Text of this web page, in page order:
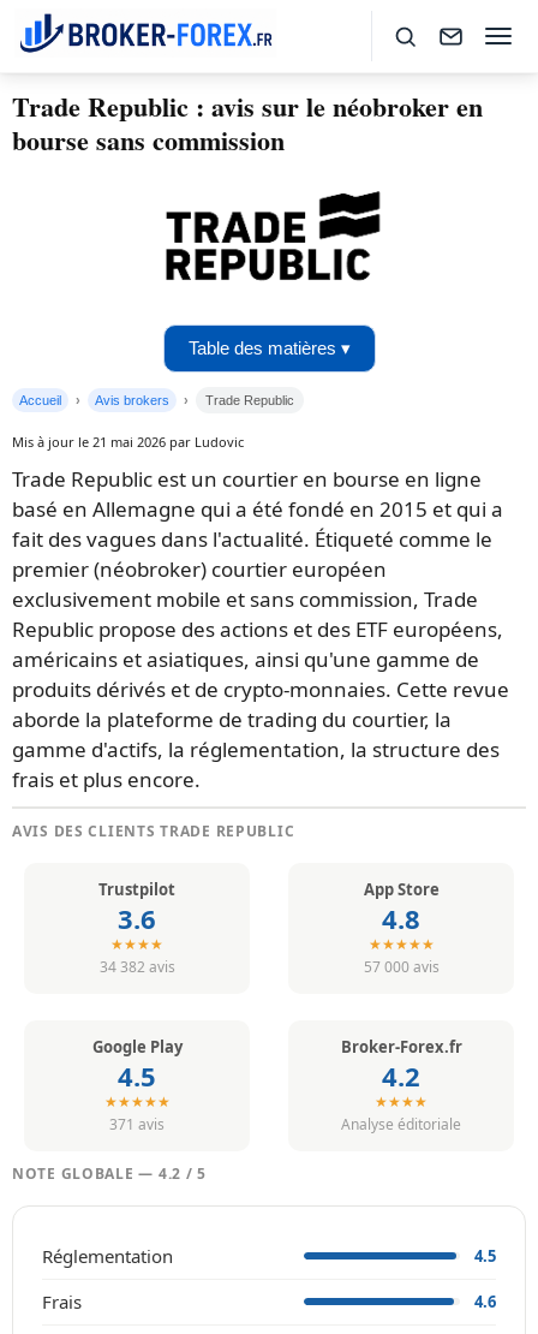
Trade Republic : avis sur le néobroker en
bourse sans commission
Table des matières ▾
Accueil Avis brokers Trade Republic
Mis à jour le 21 mai 2026 par Ludovic
Trade Republic est un courtier en bourse en ligne
basé en Allemagne qui a été fondé en 2015 et qui a
fait des vagues dans l'actualité. Étiqueté comme le
premier (néobroker) courtier européen
exclusivement mobile et sans commission, Trade
Republic propose des actions et des ETF européens,
américains et asiatiques, ainsi qu'une gamme de
produits dérivés et de crypto-monnaies. Cette revue
aborde la plateforme de trading du courtier, la
gamme d'actifs, la réglementation, la structure des
frais et plus encore.
AVIS DES CLIENTS TRADE REPUBLIC
Trustpilot
3.6
★★★★
34 382 avis
App Store
4.8
★★★★★
57 000 avis
Google Play
4.5
★★★★★
371 avis
Broker-Forex.fr
4.2
★★★★
Analyse éditoriale
NOTE GLOBALE — 4.2 / 5
Réglementation 4.5
Frais 4.6